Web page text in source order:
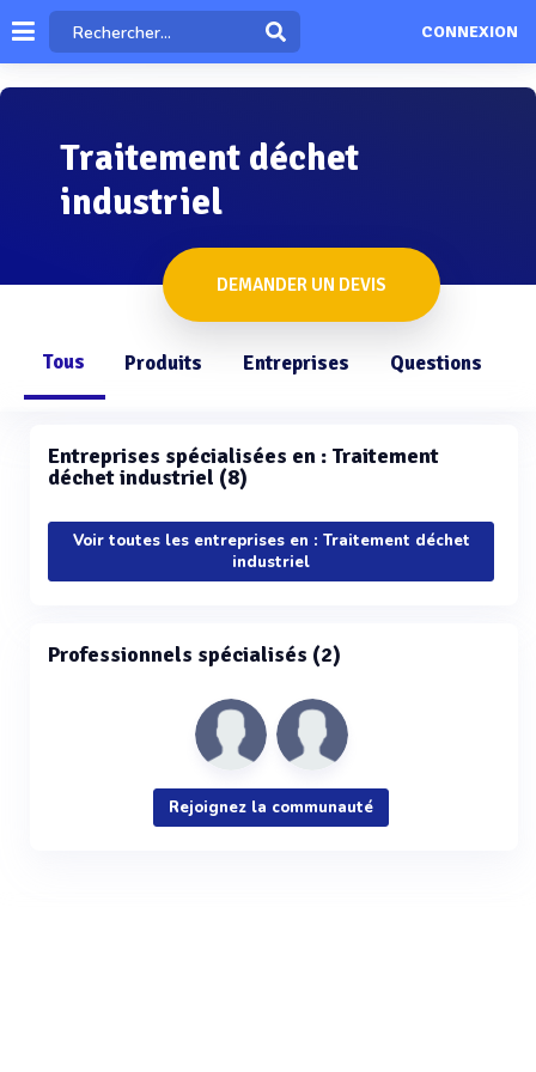
CONNEXION
Traitement déchet
industriel
DEMANDER UN DEVIS
Tous Produits Entreprises Questions
Entreprises spécialisées en : Traitement
déchet industriel (8)
Voir toutes les entreprises en : Traitement déchet
industriel
Professionnels spécialisés (2)
Rejoignez la communauté